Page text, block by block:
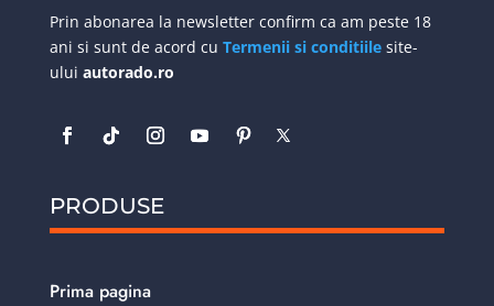
Prin abonarea la newsletter confirm ca am peste 18
ani si sunt de acord cu Termenii si conditiilesite-
ului autorado.ro
PRODUSE
Prima pagina